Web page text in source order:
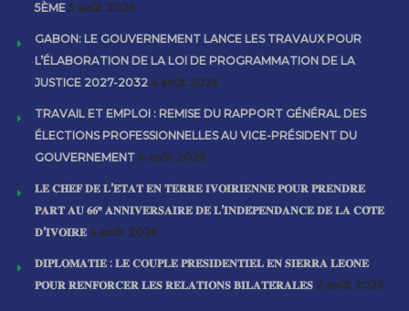
5ÈME 5 août 2026
GABON: LE GOUVERNEMENT LANCE LES TRAVAUX POUR
L’ÉLABORATION DE LA LOI DE PROGRAMMATION DE LA
JUSTICE 2027-2032 4 août 2026
TRAVAIL ET EMPLOI : REMISE DU RAPPORT GÉNÉRAL DES
ÉLECTIONS PROFESSIONNELLES AU VICE-PRÉSIDENT DU
GOUVERNEMENT 4 août 2026
𝐋𝐄 𝐂𝐇𝐄𝐅 𝐃𝐄 𝐋’𝐄́𝐓𝐀𝐓 𝐄𝐍 𝐓𝐄𝐑𝐑𝐄 𝐈𝐕𝐎𝐈𝐑𝐈𝐄𝐍𝐍𝐄 𝐏𝐎𝐔𝐑 𝐏𝐑𝐄𝐍𝐃𝐑𝐄
𝐏𝐀𝐑𝐓 𝐀𝐔 𝟔𝟔ᵉ 𝐀𝐍𝐍𝐈𝐕𝐄𝐑𝐒𝐀𝐈𝐑𝐄 𝐃𝐄 𝐋’𝐈𝐍𝐃𝐄́𝐏𝐄𝐍𝐃𝐀𝐍𝐂𝐄 𝐃𝐄 𝐋𝐀 𝐂𝐎̂𝐓𝐄
𝐃’𝐈𝐕𝐎𝐈𝐑𝐄 4 août 2026
𝐃𝐈𝐏𝐋𝐎𝐌𝐀𝐓𝐈𝐄 : 𝐋𝐄 𝐂𝐎𝐔𝐏𝐋𝐄 𝐏𝐑𝐄́𝐒𝐈𝐃𝐄𝐍𝐓𝐈𝐄𝐋 𝐄𝐍 𝐒𝐈𝐄𝐑𝐑𝐀 𝐋𝐄𝐎𝐍𝐄
𝐏𝐎𝐔𝐑 𝐑𝐄𝐍𝐅𝐎𝐑𝐂𝐄𝐑 𝐋𝐄𝐒 𝐑𝐄𝐋𝐀𝐓𝐈𝐎𝐍𝐒 𝐁𝐈𝐋𝐀𝐓𝐄́𝐑𝐀𝐋𝐄𝐒 2 août 2026